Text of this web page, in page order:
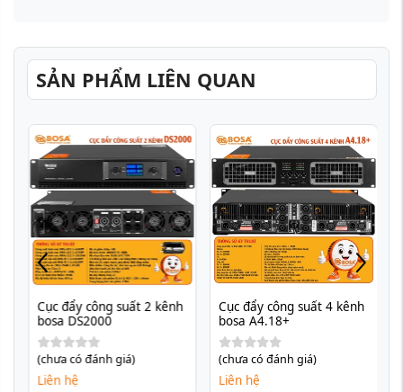
SẢN PHẨM LIÊN QUAN
Cục đẩy công suất 2 kênh
bosa DS2000
(chưa có đánh giá)
Liên hệ
Cục đẩy công suất 4 kênh
bosa A4.18+
(chưa có đánh giá)
Liên hệ